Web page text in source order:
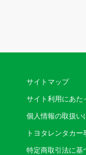
サイトマップ
サイト利用にあた
個人情報の取扱い
トヨタレンタカ
特定商取引法に基